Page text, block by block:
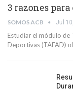
3 razones
SOMOS ACB Jul
Estudiar el módulo de
Deportivas (TAFAD)